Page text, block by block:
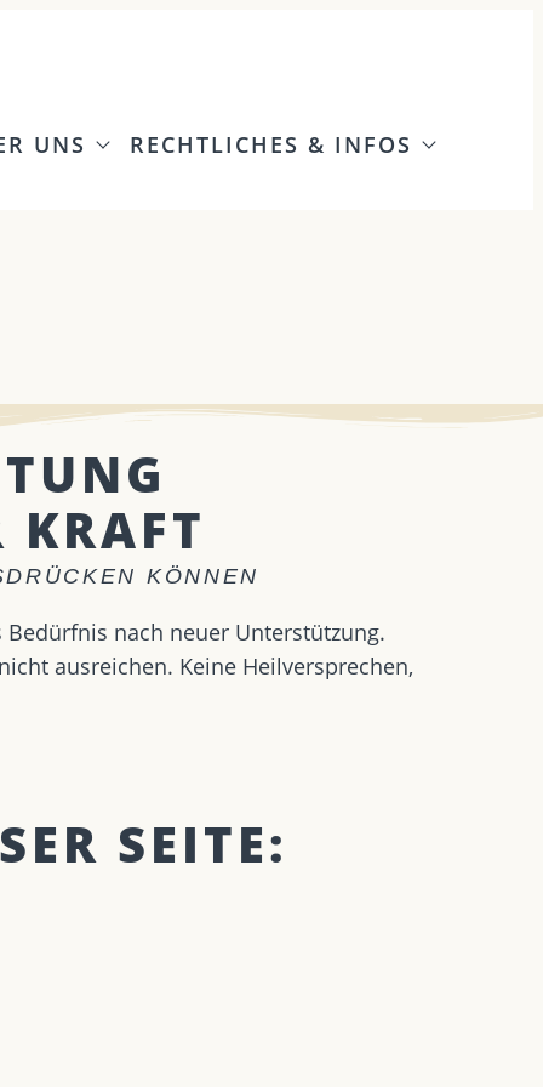
UNS RECHTLICHES & INFOS
KRAFT
KÖNNEN
nach neuer Unterstützung.
ausreichen. Keine Heilversprechen,
SEITE: